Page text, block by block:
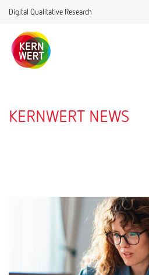
Digital Qualitative Research
KERNWERT NEWS